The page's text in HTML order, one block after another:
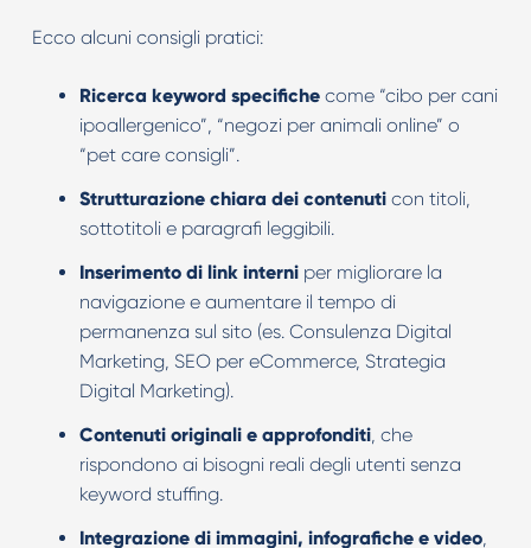
Ecco alcuni consigli pratici:
Ricerca keyword specifichecome “cibo per cani
ipoallergenico”, “negozi per animali online” o
“pet care consigli”.
Strutturazione chiara dei contenuticon titoli,
sottotitoli e paragrafi leggibili.
Inserimento di link interniper migliorare la
navigazione e aumentare il tempo di
permanenza sul sito (es. Consulenza Digital
Marketing, SEO per eCommerce, Strategia
Digital Marketing).
Contenuti originali e approfonditi, che
rispondono ai bisogni reali degli utenti senza
keyword stuffing.
Integrazione di immagini, infografiche e video,